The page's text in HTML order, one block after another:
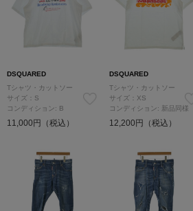
DSQUARED
Tシャツ・カットソー
サイズ：S
コンディション: B
11,000円（税込）
DSQUARED
Tシャツ・カットソー
サイズ：XS
コンディション: 新品同様
12,200円（税込）